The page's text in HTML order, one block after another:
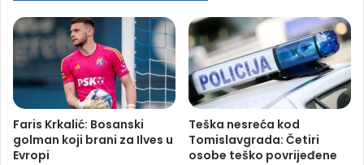
Faris Krkalić: Bosanski
golman koji brani za Ilves u
Evropi
Teška nesreća kod
Tomislavgrada: Četiri
osobe teško povrijeđene